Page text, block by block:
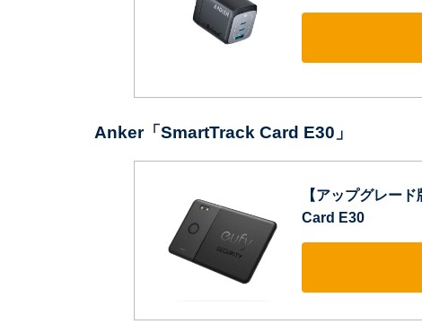
Anker「SmartTrack Card E30」
【アップグレー
Card E30